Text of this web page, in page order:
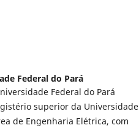
Federal do Pará
Federal do Pará
superior da Universidade
de Engenharia Elétrica, com